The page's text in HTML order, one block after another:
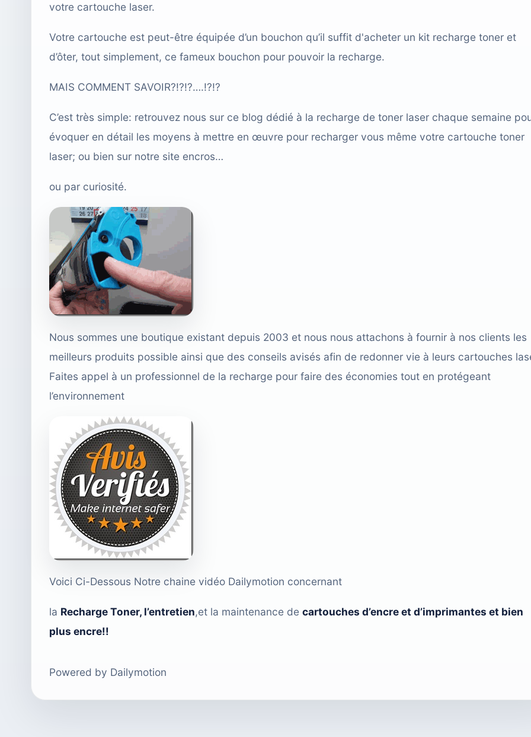
votre cartouche laser.
Votre cartouche est peut-être équipée d’un bouchon qu’il suffit d'acheter un kit recharge toner et
d’ôter, tout simplement, ce fameux bouchon pour pouvoir la recharge.
MAIS COMMENT SAVOIR?!?!?….!?!?
C’est très simple: retrouvez nous sur ce blog dédié à la recharge de toner laser chaque semaine
évoquer en détail les moyens à mettre en œuvre pour recharger vous même votre cartouche toner
laser; ou bien sur notre site encros…
ou par curiosité.
Nous sommes une boutique existant depuis 2003 et nous nous attachons à fournir à nos clients les
meilleurs produits possible ainsi que des conseils avisés afin de redonner vie à leurs cartouches
Faites appel à un professionnel de la recharge pour faire des économies tout en protégeant
l’environnement
Voici Ci-Dessous Notre chaine vidéo Dailymotion concernant
la Recharge Toner, l’entretien,et la maintenance de cartouches d’encre et d’imprimantes et bien
plus encre!!
Powered by Dailymotion